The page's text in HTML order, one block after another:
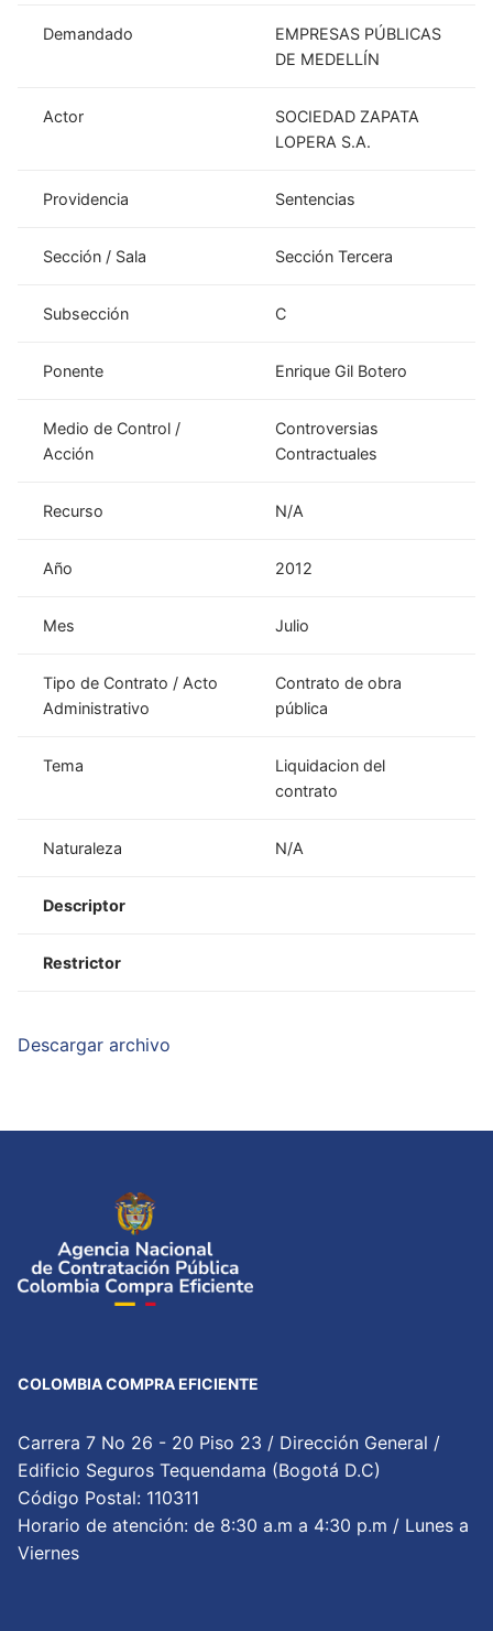
Demandado
EMPRESAS PÚBLICAS
DE MEDELLÍN
Actor
SOCIEDAD ZAPATA
LOPERA S.A.
Providencia Sentencias
Sección / Sala Sección Tercera
Subsección C
Ponente Enrique Gil Botero
Medio de Control /
Acción
Controversias
Contractuales
Recurso N/A
Año 2012
Mes Julio
Tipo de Contrato / Acto
Administrativo
Contrato de obra
pública
Tema
Liquidacion del
contrato
Naturaleza N/A
Descriptor
Restrictor
Descargar archivo
COLOMBIA COMPRA EFICIENTE
Carrera 7 No 26 - 20 Piso 23 / Dirección General /
Edificio Seguros Tequendama (Bogotá D.C)
Código Postal: 110311
Horario de atención: de 8:30 a.m a 4:30 p.m / Lunes a
Viernes